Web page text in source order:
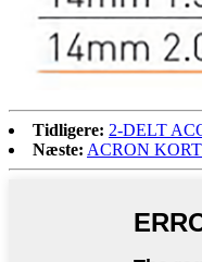
Tidligere: 2-DELT
Næste: ACRON